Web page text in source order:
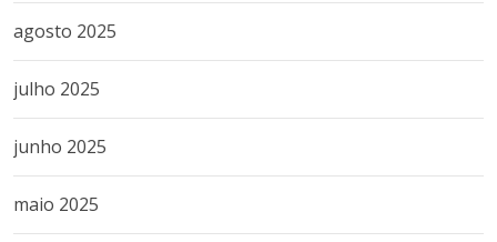
agosto 2025
julho 2025
junho 2025
maio 2025